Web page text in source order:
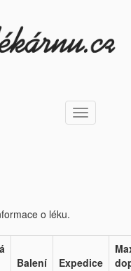
Toggle
navigation
o léku.
Balení Expedice